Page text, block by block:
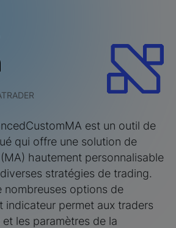
est un outil de
qui offre une solution de
hautement personnalisable
stratégies de trading.
nombreuses options de
indicateur permet aux traders
les paramètres de la